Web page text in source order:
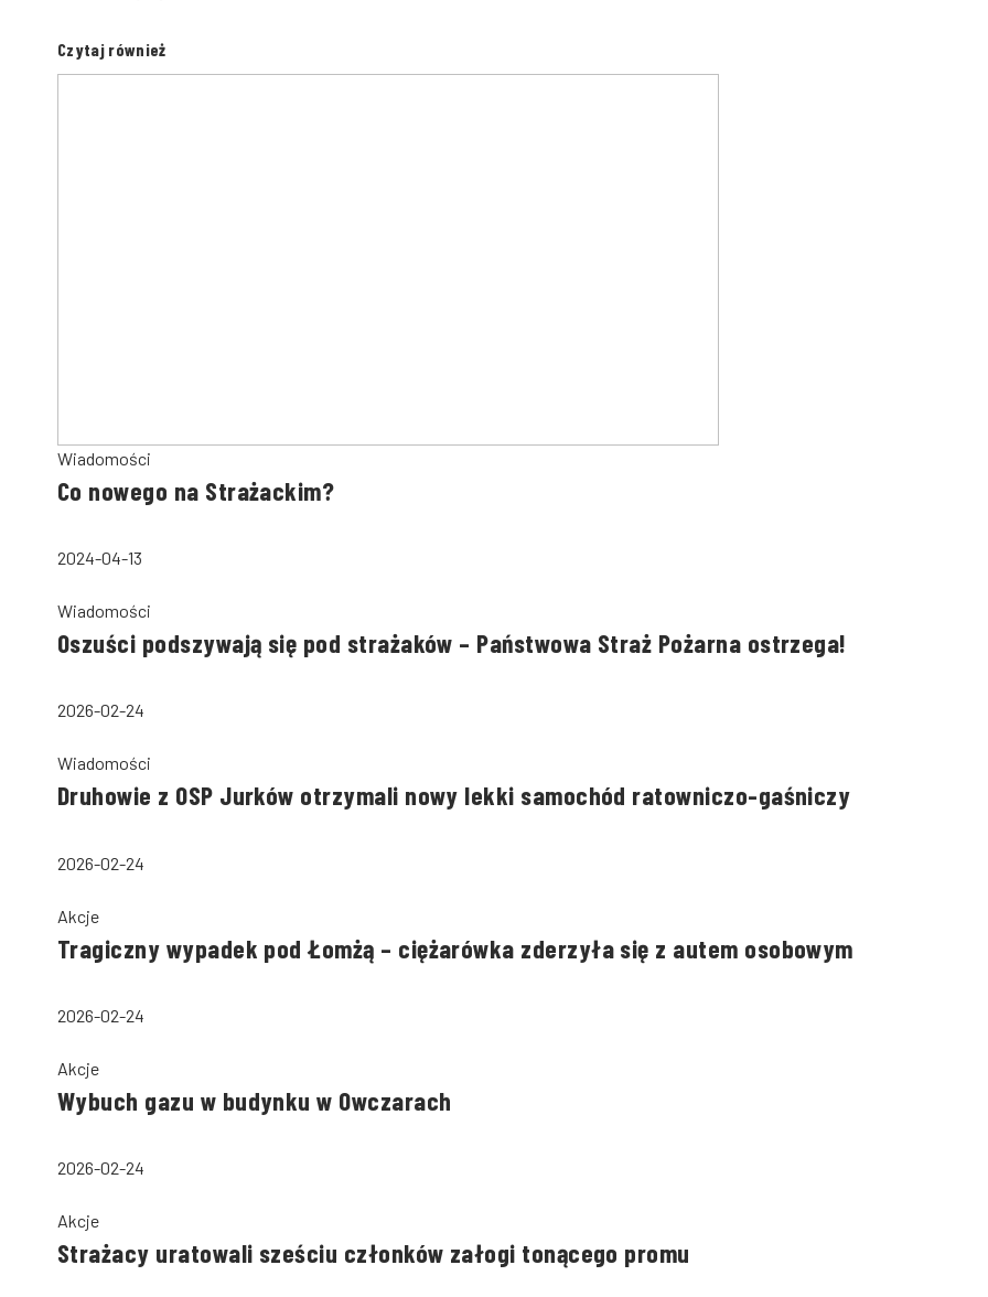
Czytaj również
Wiadomości
Co nowego na Strażackim?
2024-04-13
Wiadomości
Oszuści podszywają się pod strażaków – Państwowa Straż Pożarna ostrzega!
2026-02-24
Wiadomości
Druhowie z OSP Jurków otrzymali nowy lekki samochód ratowniczo-gaśniczy
2026-02-24
Akcje
Tragiczny wypadek pod Łomżą – ciężarówka zderzyła się z autem osobowym
2026-02-24
Akcje
Wybuch gazu w budynku w Owczarach
2026-02-24
Akcje
Strażacy uratowali sześciu członków załogi tonącego promu